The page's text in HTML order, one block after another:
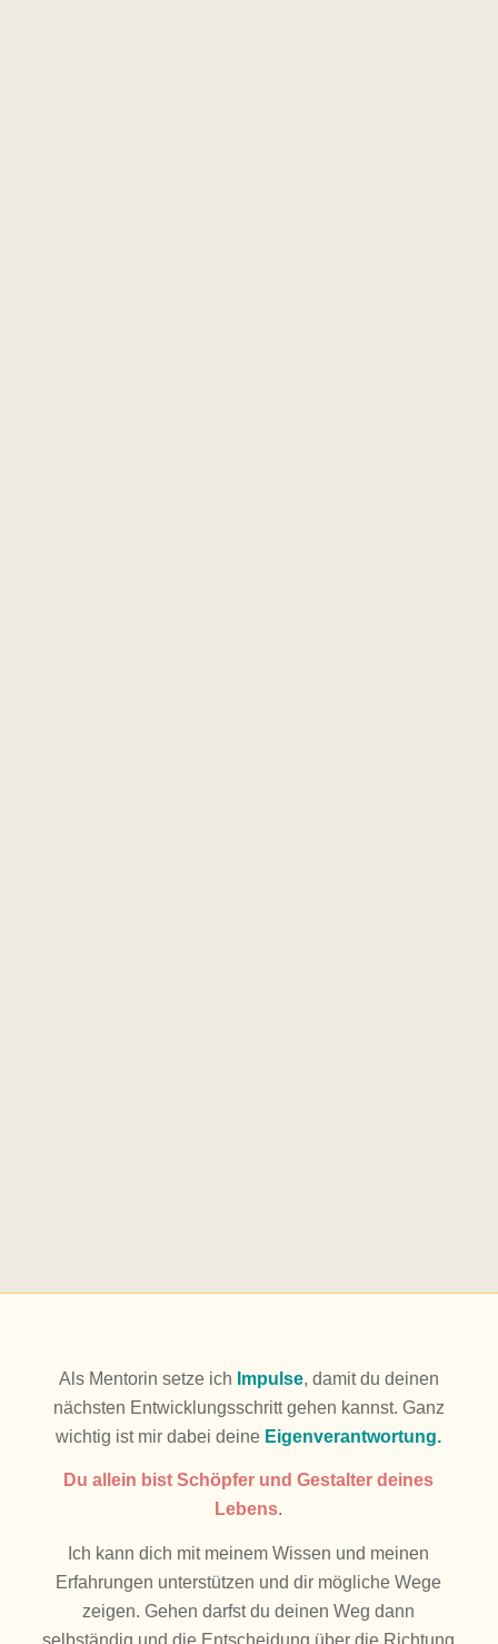
Als Mentorin setze ich Impulse, damit du deinen
nächsten Entwicklungsschritt gehen kannst. Ganz
wichtig ist mir dabei deine Eigenverantwortung.
Du allein bist Schöpfer und Gestalter deines
Lebens.
Ich kann dich mit meinem Wissen und meinen
Erfahrungen unterstützen und dir mögliche Wege
zeigen. Gehen darfst du deinen Weg dann
selbständig und die Entscheidung über die Richtung